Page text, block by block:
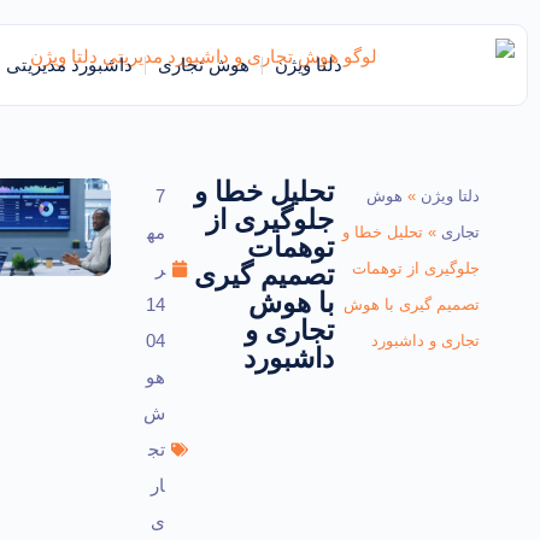
دلتا ویژن هوش تجاری داشبورد مدیریتی
دلتا ویژن » هوش
تجاری » تحلیل خطا و
جلوگیری از توهمات
تصمیم گیری با هوش
تجاری و داشبورد
تحلیل خطا و
جلوگیری از
توهمات
تصمیم گیری
با هوش
تجاری و
داشبورد
7
مه
ر
14
04
هو
ش
تج
ار
ی